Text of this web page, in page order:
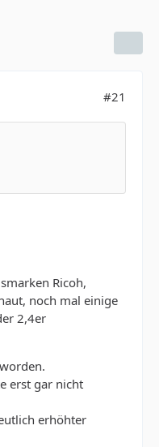
#21
Ricoh,
noch mal einige
2,4er
erst gar nicht
erhöhter